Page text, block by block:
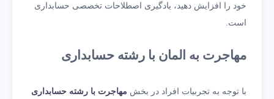
خود را افزایش دهید، یادگیری اصطلاحات تخصصی حسابداری
است.
مهاجرت به المان با رشته حسابداری
با توجه به تجربیات افراد در بخش مهاجرت با رشته حسابداری